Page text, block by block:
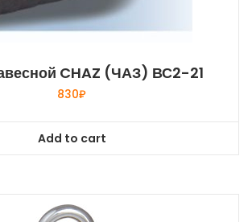
CHAZ (ЧАЗ) ВС2-21
830₽
Add to cart